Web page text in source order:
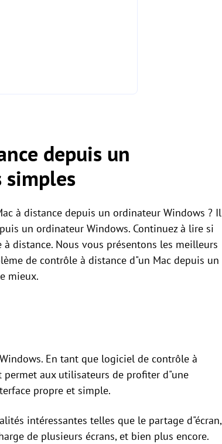
depuis un
simples
à distance depuis un ordinateur Windows ? Il
un ordinateur Windows. Continuez à lire si
distance. Nous vous présentons les meilleurs
de contrôle à distance d"un Mac depuis un
mieux.
En tant que logiciel de contrôle à
permet aux utilisateurs de profiter d"une
propre et simple.
intéressantes telles que le partage d"écran,
de plusieurs écrans, et bien plus encore.